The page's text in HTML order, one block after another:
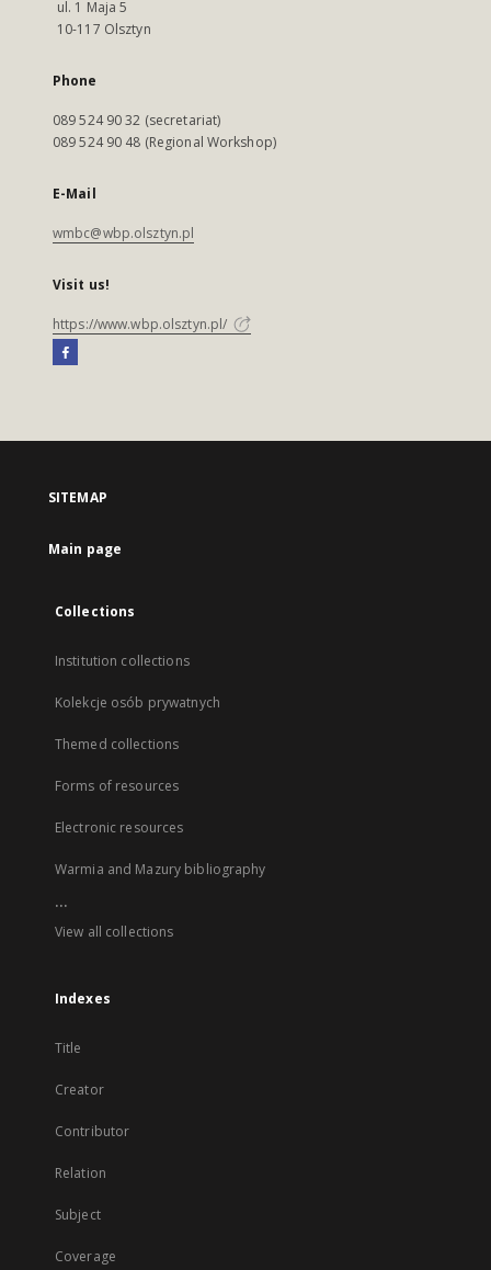
ul. 1 Maja 5
10-117 Olsztyn
Phone
089 524 90 32 (secretariat)
089 524 90 48 (Regional Workshop)
E-Mail
wmbc@wbp.olsztyn.pl
Visit us!
https://www.wbp.olsztyn.pl/
SITEMAP
Main page
Collections
Institution collections
Kolekcje osób prywatnych
Themed collections
Forms of resources
Electronic resources
Warmia and Mazury bibliography
...
View all collections
Indexes
Title
Creator
Contributor
Relation
Subject
Coverage